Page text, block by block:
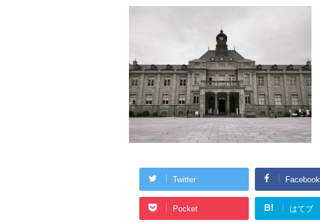
Twitter Facebook
Pocket B! はてブ